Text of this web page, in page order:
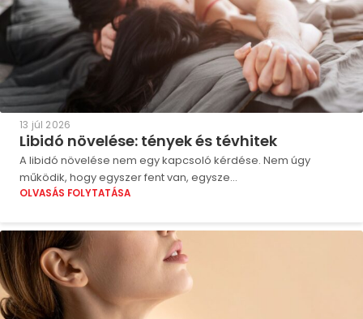
13 júl 2026
Libidó növelése: tények és tévhitek
A libidó növelése nem egy kapcsoló kérdése. Nem úgy
működik, hogy egyszer fent van, egysze...
OLVASÁS FOLYTATÁSA